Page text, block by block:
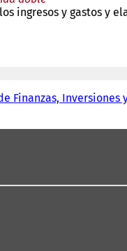
ingresos y gastos y
Finanzas, Inversiones